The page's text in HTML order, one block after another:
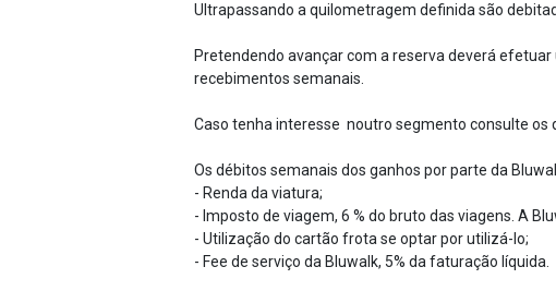
Ultrapassando a quilometragem definida são
Pretendendo avançar com a reserva deverá
recebimentos semanais.
Caso tenha interesse noutro segmento consulte os
Os débitos semanais dos ganhos por parte da
- Renda da viatura;
- Imposto de viagem, 6 % do bruto das viagens. A
- Utilização do cartão frota se optar por utilizá-lo;
- Fee de serviço da Bluwalk, 5% da faturação líquida.